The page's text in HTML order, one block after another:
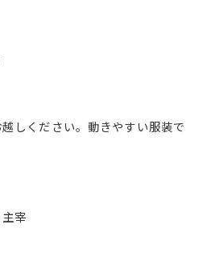
しください。動きやすい服装で
宰